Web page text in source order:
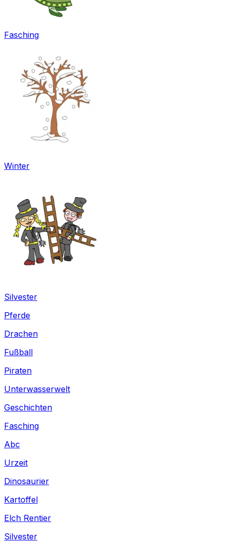
Fasching
Winter
Silvester
Pferde
Drachen
Fußball
Piraten
Unterwasserwelt
Geschichten
Fasching
Abc
Urzeit
Dinosaurier
Kartoffel
Elch Rentier
Silvester